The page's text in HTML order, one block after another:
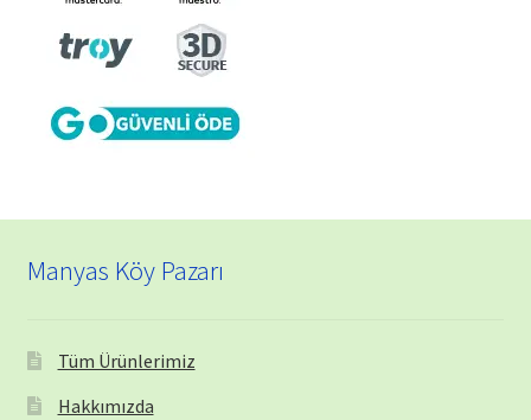
Manyas Köy Pazarı
Tüm Ürünlerimiz
Hakkımızda